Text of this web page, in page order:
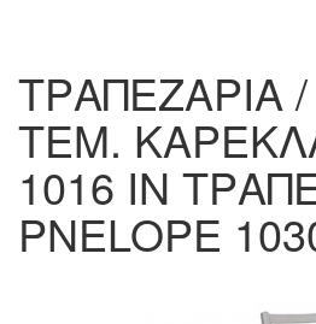
ΤΡΑΠΕΖΑΡΙΑ
ΤΕΜ.
1016 ΙΝ
PNELOPE